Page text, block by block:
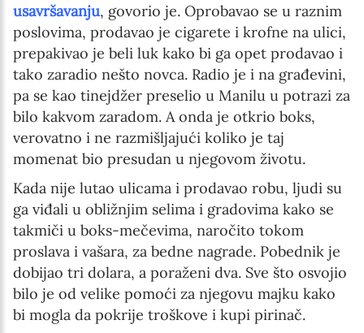
usavršavanju, govorio je. Oprobavao se u raznim
poslovima, prodavao je cigarete i krofne na ulici,
prepakivao je beli luk kako bi ga opet prodavao i
tako zaradio nešto novca. Radio je i na građevini,
pa se kao tinejdžer preselio u Manilu u potrazi za
bilo kakvom zaradom. A onda je otkrio boks,
verovatno i ne razmišljajući koliko je taj
momenat bio presudan u njegovom životu.
Kada nije lutao ulicama i prodavao robu, ljudi su
ga viđali u obližnjim selima i gradovima kako se
takmiči u boks-mečevima, naročito tokom
proslava i vašara, za bedne nagrade. Pobednik je
dobijao tri dolara, a poraženi dva. Sve što osvojio
bilo je od velike pomoći za njegovu majku kako
bi mogla da pokrije troškove i kupi pirinač.